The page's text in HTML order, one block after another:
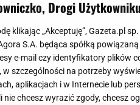
Drogi
klikając „Akceptuję”, Gazeta.pl
S.A. będąca spółką
e-mail czy identyfikatory plików
w szczególności na potrzeby
aplikacjach i w Internecie lub
nie chcesz wyrazić zgody, chcesz